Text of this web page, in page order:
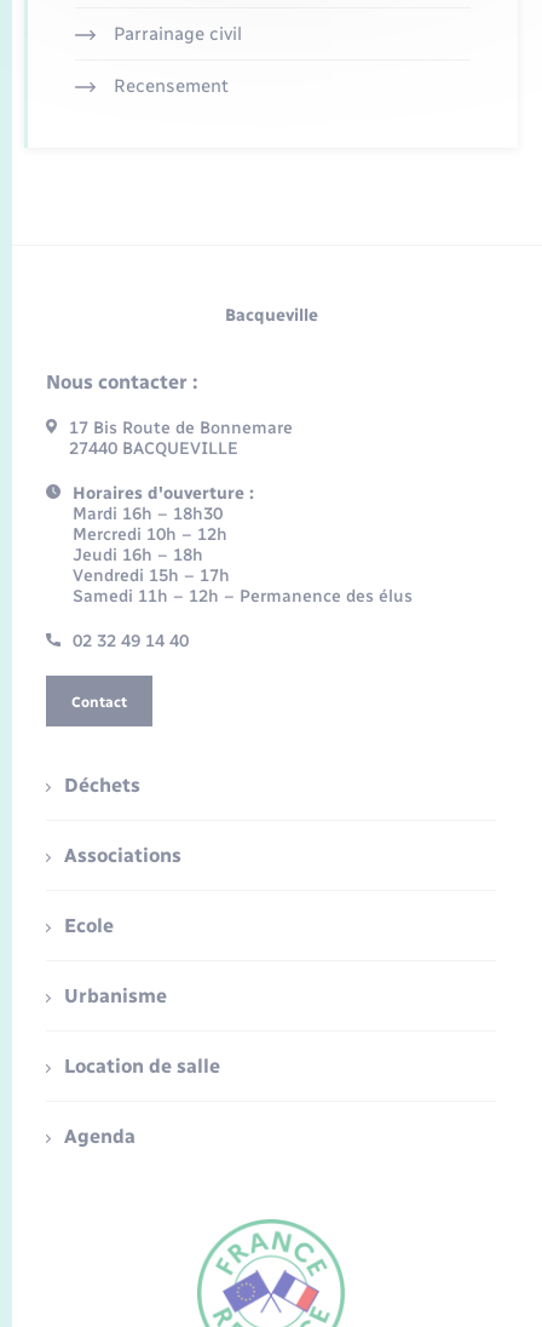
Parrainage civil
Recensement
Bacqueville
Nous contacter :
17 Bis Route de Bonnemare
27440 BACQUEVILLE
Horaires d'ouverture :
Mardi 16h – 18h30
Mercredi 10h – 12h
Jeudi 16h – 18h
Vendredi 15h – 17h
Samedi 11h – 12h – Permanence des élus
02 32 49 14 40
Contact
Déchets
Associations
Ecole
Urbanisme
Location de salle
Agenda